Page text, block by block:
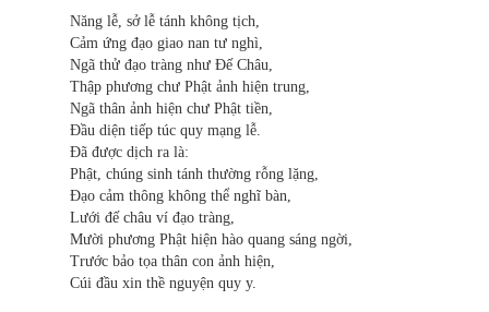
Năng lễ, sở lễ tánh không tịch,
Cảm ứng đạo giao nan tư nghì,
Ngã thử đạo tràng như Đế Châu,
Thập phương chư Phật ảnh hiện trung,
Ngã thân ảnh hiện chư Phật tiền,
Đầu diện tiếp túc quy mạng lễ.
Đã được dịch ra là:
Phật, chúng sinh tánh thường rỗng lặng,
Đạo cảm thông không thể nghĩ bàn,
Lưới đế châu ví đạo tràng,
Mười phương Phật hiện hào quang sáng ngời,
Trước bảo tọa thân con ảnh hiện,
Cúi đầu xin thề nguyện quy y.